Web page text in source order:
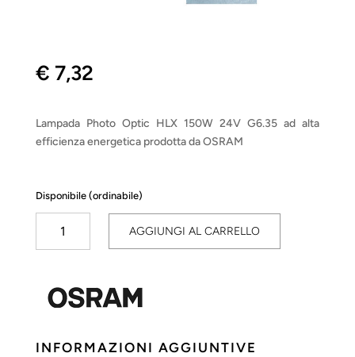
€ 7,32
Lampada Photo Optic HLX 150W 24V G6.35 ad alta
efficienza energetica prodotta da OSRAM
Disponibile (ordinabile)
Optic
24V
G6.35
quantità
AGGIUNGI AL CARRELLO
INFORMAZIONI AGGIUNTIVE